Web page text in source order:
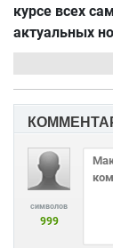
курсе всех
актуальных
символов
999